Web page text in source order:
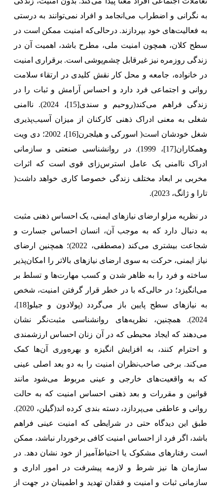
به نگرانی و اضطراب می‌انجامد و افراد نمی‌توانند به درستی
به فعالیت‌های خود بپردازند. درحالی‌که امنیت ممکن است در
سطح کلان، همچون امنیت ملی، مطرح باشد، اهمیت آن در
زندگی روزمره نیز غیرقابل چشم‌پوشی است. برقراری امنیت
در خانواده، جامعه و محل کار نقش کلیدی در ارتقاء سلامت
روانی و اجتماعی فرد دارد و احساس آرامش و ثبات را در
زندگی فراهم می‌کند(روحیم و سندی[15]
، 2024). ناامنی
شغلی به معنی ادراک ذهنی کارکنان از میزان آسیب‌پذیری
شغل خودشان است( اسورکی و هیلجرن[16]
، 2002؛ دی ویت
وهمکاران[17]
، 1999). در روانشناسی صنعتی و سازمانی
ادراک ناامنی یک عامل استرس‌زای قوی است که اثرات
مخربی بر ابعاد مختلف زندگی خصوصا کاری خواهد داشت(
تارا و ژانگ، 2023).
در نظریه مزلو ارضای نیازهای ایمنی، یک احساس ذهنی مثبت
به دنبال دارد که به موجب آن، انسان احساس جسارت و
شجاعت بیشتری می‌کند (مصطفی، 2022)؛ همچنین ارضای
نیاز ایمنی، حرکت به سوی ارضای نیازهای بالاتر را امکان‌پذیر
ساخته و فرد را به ظاهر شدن و کسب مهارت‌ها و تسلط بر
می‌انگیزد؛ در حالی‌که با در خطر قرار گرفتن امنیت، شخص
به نیازهای سطح پایین باز می‌گردد (پولادون و جیلو[18]،
2024).
همچنین، نظریه‌های روانشناسی مثبت‌نگر نشان
می‌دهند که ایجاد محیطی که در آن زنان احساس ارزشمندی
و احترام کنند، به افزایش انگیزه و بهره‌وری آن‌ها کمک
می‌کند. برخی صاحب‌نظران امنیت را به دو بعد اصلی عینی
که به واقعیت‌های خارجی و عینی مربوط می‌شود مانند
قوانین و مقررات و بعد ذهنی احساس امنیت که به حالت
روانی و عاطفی می‌پردازد، دسته بندی کرده اند(گیلن، 2020).
طبق این دیدگاه حتی در شرایطی که امنیت عینی فراهم
باشد، اگر فرد از احساس امنیت کافی برخوردار نباشد، ممکن
است رفتارهای مشکوک یا احتیاط‌آمیز از خود نشان دهد. در
سازمان ها نیز شرط و لازمه پیشرفت در امور اداری و
سازمانی ثبات و امنیت و فقدان تهدید و اطمینان در جهت از